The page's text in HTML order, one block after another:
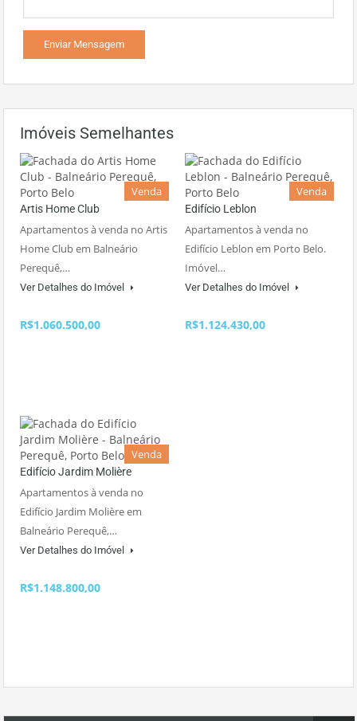
Imóveis Semelhantes
Venda
Artis Home Club
Apartamentos à venda no Artis
Home Club em Balneário
Perequê,…
Ver Detalhes do Imóvel
R$1.060.500,00
Venda
Edifício Leblon
Apartamentos à venda no
Edifício Leblon em Porto Belo.
Imóvel…
Ver Detalhes do Imóvel
R$1.124.430,00
Venda
Edifício Jardim Molière
Apartamentos à venda no
Edifício Jardim Molière em
Balneário Perequê,…
Ver Detalhes do Imóvel
R$1.148.800,00